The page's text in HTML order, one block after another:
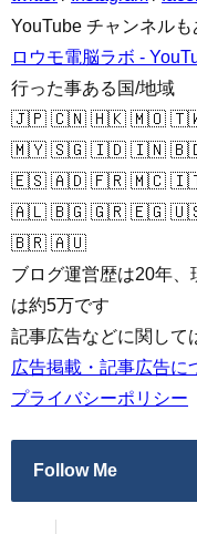
YouTube チャンネルも
ロウモ電脳ラボ -
行った事ある国/地域
🇯🇵 🇨🇳 🇭🇰 🇲🇴
🇲🇾 🇸🇬 🇮🇩 🇮🇳
🇪🇸 🇦🇩 🇫🇷 🇲🇨
🇦🇱 🇧🇬 🇬🇷 🇪🇬
🇧🇷 🇦🇺
ブログ運営歴は20年
は約5万です
記事広告などに関して
広告掲載・記事広告に
プライバシーポリシー
Follow Me